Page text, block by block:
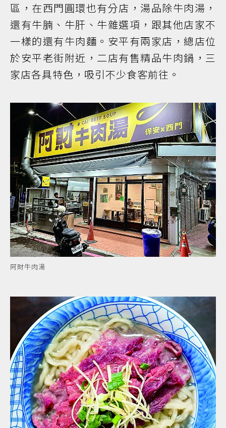
區，在西門圓環也有分店，湯品除牛肉湯，
還有牛腩、牛肝、牛雜選項，跟其他店家不
一樣的還有牛肉麵。安平有兩家店，總店位
於安平老街附近，二店有售精品牛肉鍋，三
家店各具特色，吸引不少食客前往。
阿財牛肉湯